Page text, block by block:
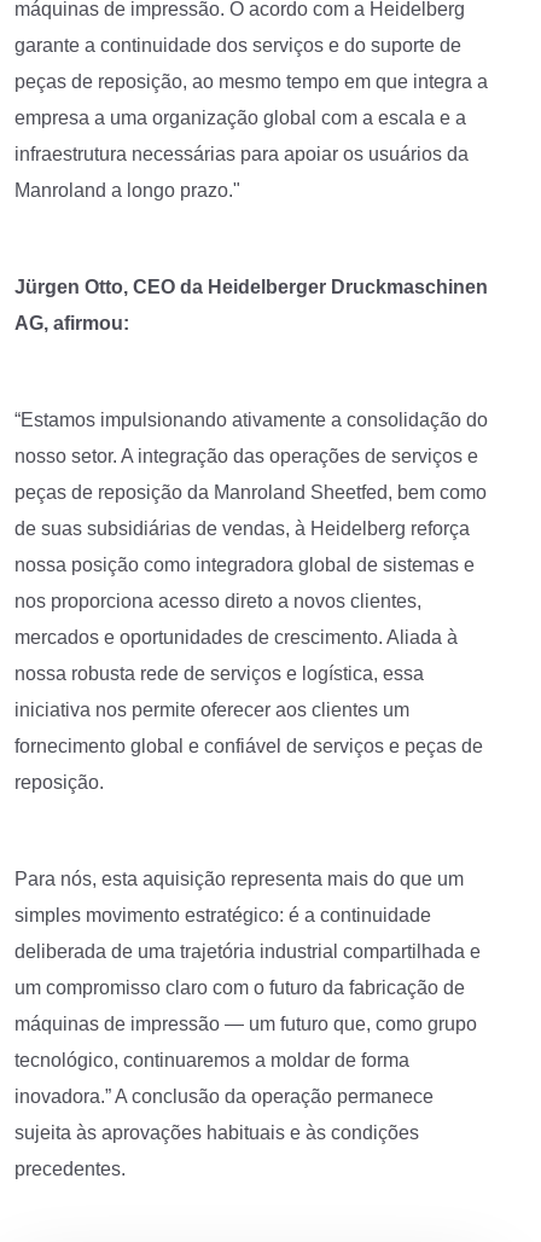
máquinas de impressão. O acordo com a Heidelberg
garante a continuidade dos serviços e do suporte de
peças de reposição, ao mesmo tempo em que integra a
empresa a uma organização global com a escala e a
infraestrutura necessárias para apoiar os usuários da
Manroland a longo prazo."
Jürgen Otto, CEO da Heidelberger Druckmaschinen
AG, afirmou:
“Estamos impulsionando ativamente a consolidação do
nosso setor. A integração das operações de serviços e
peças de reposição da Manroland Sheetfed, bem como
de suas subsidiárias de vendas, à Heidelberg reforça
nossa posição como integradora global de sistemas e
nos proporciona acesso direto a novos clientes,
mercados e oportunidades de crescimento. Aliada à
nossa robusta rede de serviços e logística, essa
iniciativa nos permite oferecer aos clientes um
fornecimento global e confiável de serviços e peças de
reposição.
Para nós, esta aquisição representa mais do que um
simples movimento estratégico: é a continuidade
deliberada de uma trajetória industrial compartilhada e
um compromisso claro com o futuro da fabricação de
máquinas de impressão — um futuro que, como grupo
tecnológico, continuaremos a moldar de forma
inovadora.” A conclusão da operação permanece
sujeita às aprovações habituais e às condições
precedentes.